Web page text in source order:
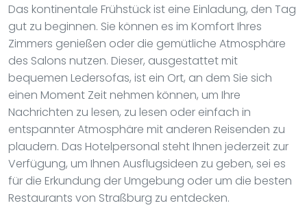
Das kontinentale Frühstück ist eine Einladung, den Tag
gut zu beginnen. Sie können es im Komfort Ihres
Zimmers genießen oder die gemütliche Atmosphäre
des Salons nutzen. Dieser, ausgestattet mit
bequemen Ledersofas, ist ein Ort, an dem Sie sich
einen Moment Zeit nehmen können, um Ihre
Nachrichten zu lesen, zu lesen oder einfach in
entspannter Atmosphäre mit anderen Reisenden zu
plaudern. Das Hotelpersonal steht Ihnen jederzeit zur
Verfügung, um Ihnen Ausflugsideen zu geben, sei es
für die Erkundung der Umgebung oder um die besten
Restaurants von Straßburg zu entdecken.